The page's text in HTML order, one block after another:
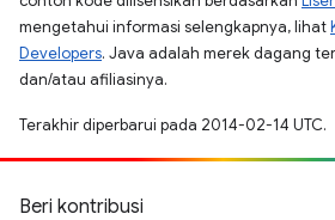
mengetahui informasi selengkapnya, lihat
Developers. Java adalah merek dagang
dan/atau afiliasinya.
Terakhir diperbarui pada 2014-02-14 UTC.
Beri kontribusi